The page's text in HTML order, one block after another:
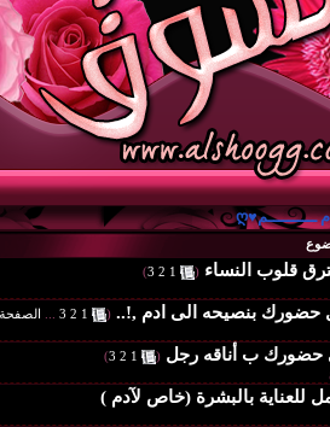
قلوب النساء (
1
2
3
)
بنصيحه الى ادم ,!.. (
1
2
3 الصفحة
ب أناقه رجل (
1
2
3
)
للعناية بالبشرة (خاص لآدم )